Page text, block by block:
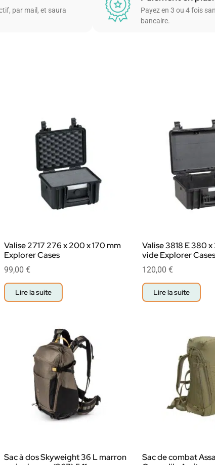
par mail, et saura
Payez en 3 ou 4 fois
bancaire.
Valise 2717 276 x 200 x 170 mm
Explorer Cases
99,00 €
Lire la suite
Valise 3818 E 380
vide Explorer Cases
120,00 €
Lire la suite
Sac à dos Skyweight 36 L marron
Sac de combat